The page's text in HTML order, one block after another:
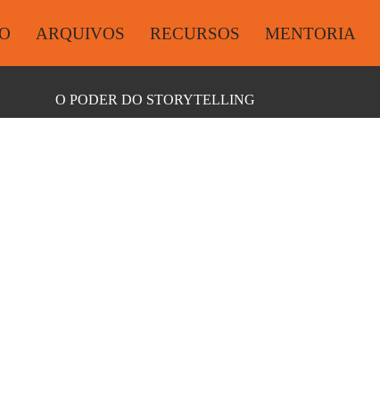
ARQUIVOS RECURSOS MENTORIA
O PODER DO STORYTELLING